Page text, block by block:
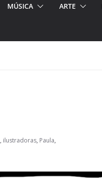
MÚSICA ARTE
, ilustradoras, Paula,